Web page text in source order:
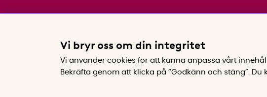
Vi bryr oss om din integritet
Vi använder cookies för att kunna anpassa vårt
Bekräfta genom att klicka på “Godkänn och stäng”.